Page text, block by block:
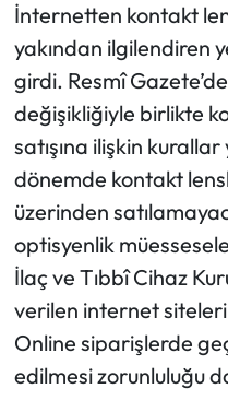
İnternetten kontakt
yakından ilgilendiren
girdi. Resmî
değişikliğiyle birlikte
satışına ilişkin
dönemde kontakt
üzerinden
optisyenlik
İlaç ve Tıbbî Cihaz
verilen internet siteleri
Online siparişlerde
edilmesi zorunluluğu
Mektup Galeri
Ekonomi
Sağlık
Turizm
Teknoloji